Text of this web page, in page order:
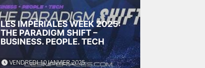
LES IMPÉRIALES WEEK 2025:
THE PARADIGM SHIFT –
BUSINESS. PEOPLE. TECH
VENDREDI 10 JANVIER 2025